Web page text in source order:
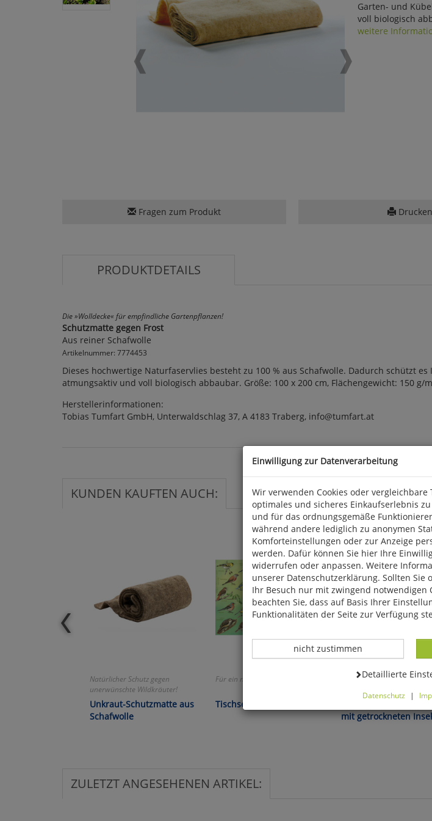
Garten- und
voll biologisch
weitere
Fragen zum Produkt Drucken
PRODUKTDETAILS
Die »Wolldecke« für empfindliche Gartenpflanzen!
Schutzmatte gegen Frost
Aus reiner Schafwolle
Artikelnummer: 7774453
Dieses hochwertige Naturfaservlies besteht zu 100 % aus Schafwolle. Dadurch schützt
atmungsaktiv und voll biologisch abbaubar. Größe: 100 x 200 cm, Flächengewicht: 150
Herstellerinformationen:
Tobias Tumfart GmbH, Unterwaldschlag 37, A 4183 Traberg, info@tumfart.at
KUNDEN KAUFTEN AUCH:
Natürlicher Schutz gegen
unerwünschte Wildkräuter!
Unkraut-Schutzmatte aus
Schafwolle
Für ein munteres Frühstück!
Tischset »Gartenvögel«
Vollwert-Energiekuchen
mit getrockneten
ZULETZT ANGESEHENEN ARTIKEL:
Einwilligung zur Datenverarbeitung
Wir verwenden Cookies oder
optimales und sicheres Einkaufserlebnis
und für das ordnungsgemäße
während andere lediglich zu anonymen
Komforteinstellungen oder zur Anzeige
werden. Dafür können Sie hier Ihre
widerrufen oder anpassen. Weitere
unserer Datenschutzerklärung. Sollten Sie
Ihr Besuch nur mit zwingend notwendigen
beachten Sie, dass auf Basis Ihrer
Funktionalitäten der Seite zur Verfügung
Datenverarbeitung -
nicht zustimmen
Detaillierte
Datenschutz |
Cookies ablehnen, wird Ihr Besuch nur mit